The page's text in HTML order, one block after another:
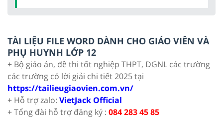
TÀI LIỆU FILE WORD DÀNH CHO GIÁO VIÊN VÀ
PHỤ HUYNH LỚP 12
+ Bộ giáo án, đề thi tốt nghiệp THPT, DGNL các trường
các trường có lời giải chi tiết 2025 tại
https://tailieugiaovien.com.vn/
+ Hỗ trợ zalo: VietJack Official
+ Tổng đài hỗ trợ đăng ký : 084 283 45 85